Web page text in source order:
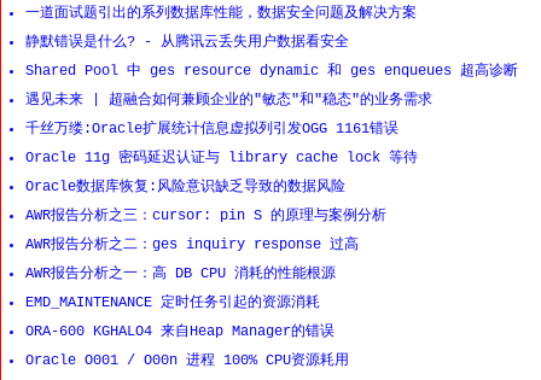
一道面试题引出的系列数据库性能，数据安全问题及解决方案
静默错误是什么? - 从腾讯云丢失用户数据看安全
Shared Pool 中 ges resource dynamic 和 ges enqueues 超高诊断
遇见未来 | 超融合如何兼顾企业的"敏态"和"稳态"的业务需求
千丝万缕:Oracle扩展统计信息虚拟列引发OGG 1161错误
Oracle 11g 密码延迟认证与 library cache lock 等待
Oracle数据库恢复:风险意识缺乏导致的数据风险
AWR报告分析之三：cursor: pin S 的原理与案例分析
AWR报告分析之二：ges inquiry response 过高
AWR报告分析之一：高 DB CPU 消耗的性能根源
EMD_MAINTENANCE 定时任务引起的资源消耗
ORA-600 KGHALO4 来自Heap Manager的错误
Oracle O001 / O00n 进程 100% CPU资源耗用